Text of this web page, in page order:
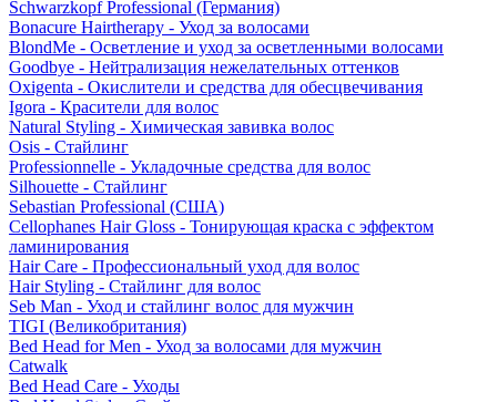
Schwarzkopf Professional (Германия)
Bonacure Hairtherapy - Уход за волосами
BlondMe - Осветление и уход за осветленными волосами
Goodbye - Нейтрализация нежелательных оттенков
Oxigenta - Окислители и средства для обесцвечивания
Igora - Красители для волос
Natural Styling - Химическая завивка волос
Osis - Стайлинг
Professionnelle - Укладочные средства для волос
Silhouette - Стайлинг
Sebastian Professional (США)
Cellophanes Hair Gloss - Тонирующая краска с эффектом
ламинирования
Hair Care - Профессиональный уход для волос
Hair Styling - Стайлинг для волос
Seb Man - Уход и стайлинг волос для мужчин
TIGI (Великобритания)
Bed Head for Men - Уход за волосами для мужчин
Catwalk
Bed Head Care - Уходы